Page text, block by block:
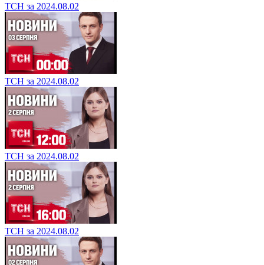
ТСН за 2024.08.02
ТСН за 2024.08.02
ТСН за 2024.08.02
ТСН за 2024.08.02